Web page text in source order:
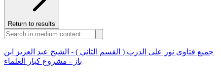
Return to results
جميع فتاوى نور على الدرب ( القسم الثاني ) - الشيخ عبد العزيز ابن
باز - مشروع كبار العلماء